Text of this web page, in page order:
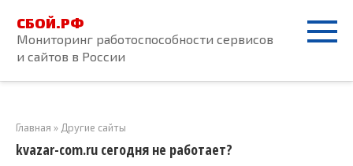
контенту
СБОЙ.РФ
Мониторинг работоспособности сервисов
и сайтов в России
Главная » Другие сайты
kvazar-com.ru сегодня не работает?